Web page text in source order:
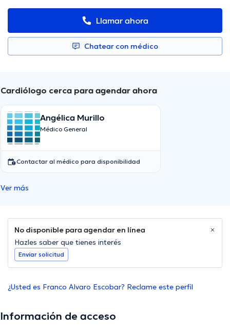
Llamar ahora
Chatear con médico
Cardiólogo cerca para agendar ahora
Angélica Murillo
Médico General
Contactar al médico para disponibilidad
Ver más
No disponible para agendar en línea
Hazles saber que tienes interés
Enviar solicitud
¿Usted es Franco Alvaro Escobar? Reclame este perfil
Información de acceso